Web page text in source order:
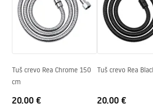
Šifra proizvođača
JS-016GG
Boja
Titan
Uslovi garancije
Tuš crevo Rea Chrome 150
cm
20.00 €
Tuš crevo Rea
20.00 €